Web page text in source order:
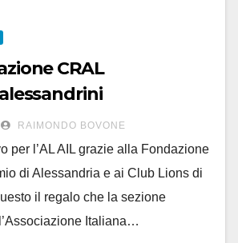
CRAL
per l’AL AIL
RAIMONDO BOVONE
per l’AL AIL grazie alla Fondazione
di Alessandria e ai Club Lions di
il regalo che la sezione
Italiana…